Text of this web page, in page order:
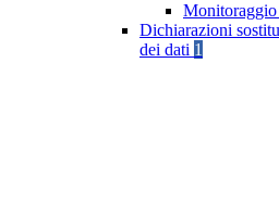
Dichiarazioni
dei dati 1